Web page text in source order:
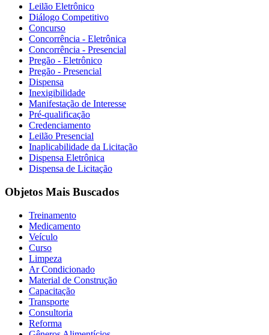
Leilão Eletrônico
Diálogo Competitivo
Concurso
Concorrência - Eletrônica
Concorrência - Presencial
Pregão - Eletrônico
Pregão - Presencial
Dispensa
Inexigibilidade
Manifestação de Interesse
Pré-qualificação
Credenciamento
Leilão Presencial
Inaplicabilidade da Licitação
Dispensa Eletrônica
Dispensa de Licitação
Objetos Mais Buscados
Treinamento
Medicamento
Veículo
Curso
Limpeza
Ar Condicionado
Material de Construção
Capacitação
Transporte
Consultoria
Reforma